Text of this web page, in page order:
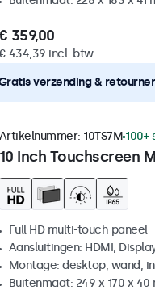
€ 359,00
€ 434,39 incl. btw
verzending &
10 Inch Touchscreen
Artikelnummer: 10TS7M 100+
Full HD multi-touch paneel
Aansluitingen: HDMI,
Montage: desktop, wand,
Buitenmaat: 249 x 170 x 40